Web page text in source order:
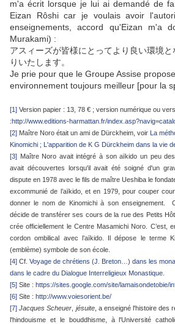
m'a écrit lorsque je lui ai demandé de
Eizan Rôshi car je voulais avoir
enseignements, accord qu'Eizan m'a
Murakami) :
アスィーズが皆様にとってより良い環境
りいたします。
Je prie pour que le Groupe Assise
environnement toujours meilleur [pour la
[1] Version papier : 13, 78 € ; version numérique ou
:http://www.editions-harmattan.fr/
[2] Maître Noro était un ami de Dürckheim, voir La
Kinomichi ; L'apparition de K G Dürckheim dans la vie
[3] Maître Noro avait intégré à son aïkido un peu
avait découvertes lorsqu'il avait été soigné d'un
dispute en 1978 avec le fils de maître Ueshiba le
excommunié de l’aïkido, et en 1979, pour couper
donner le nom de Kinomichi à son enseignement.
décide de transférer ses cours de la rue des Petits
crée officiellement le Centre Masamichi Noro. C’est,
cordon ombilical avec l’aïkido. Il dépose le terme
(emblème) symbole de son école.
[4] Cf. Voyage de chrétiens (J. Breton…) dans les
dans le cadre du Dialogue Interreligieux Monastique
[5] Site : https://sites.google.com/site/lamaisondetobie/
[6] Site : http://www.voiesorient.be/
[7] Jacques Scheuer jésuite, a enseigné l'histoire des
l'hindouisme et le bouddhisme, à l'Université